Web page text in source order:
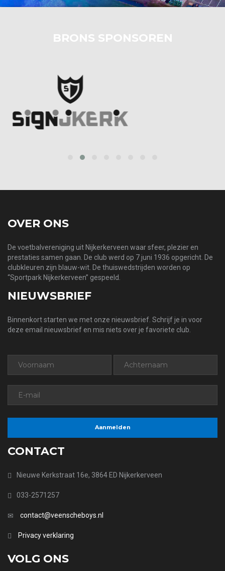
BRONS SPONSOREN
OVER ONS
De voetbalvereniging uit Nijkerkerveen waar sfeer, plezier en
prestaties samen gaan. De club werd op 7 juni 1936 opgericht. De
clubkleuren zijn blauw-wit. De thuiswedstrijden worden op
“Sportpark Nijkerkerveen” gespeeld.
NIEUWSBRIEF
Binnenkort starten we met onze nieuwsbrief. Schrijf je in voor
deze email nieuwsbrief en mis niets over je favoriete club.
CONTACT
Nieuwe Kerkstraat 16e, 3864 ED Nijkerkerveen
033-2571257
contact@veenscheboys.nl
Privacy verklaring
VOLG ONS